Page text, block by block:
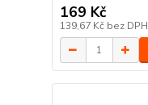
169 Kč
139,67 Kč bez DPH